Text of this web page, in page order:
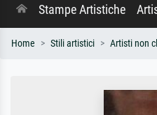
Stampe Artistiche
Home Stili artistici Artisti non